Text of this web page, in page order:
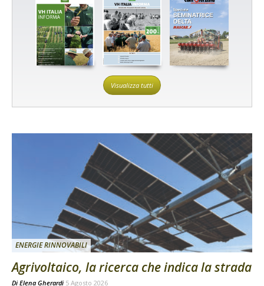
Visualizza tutti
ENERGIE RINNOVABILI
Agrivoltaico, la ricerca che indica la strada
Di Elena Gherardi 5 Agosto 2026